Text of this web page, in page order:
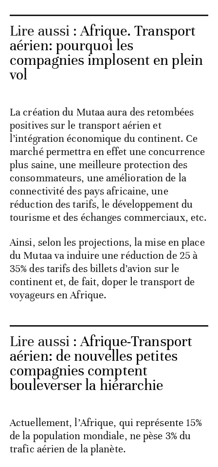
Lire aussi :Afrique. Transport
aérien: pourquoi les
compagnies implosent en plein
vol
La création du Mutaa aura des retombées
positives sur le transport aérien et
l’intégration économique du continent. Ce
marché permettra en effet une concurrence
plus saine, une meilleure protection des
consommateurs, une amélioration de la
connectivité des pays africaine, une
réduction des tarifs, le développement du
tourisme et des échanges commerciaux, etc.
Ainsi, selon les projections, la mise en place
du Mutaa va induire une réduction de 25 à
35% des tarifs des billets d’avion sur le
continent et, de fait, doper le transport de
voyageurs en Afrique.
Lire aussi :Afrique-Transport
aérien: de nouvelles petites
compagnies comptent
bouleverser la hiérarchie
Actuellement, l’Afrique, qui représente 15%
de la population mondiale, ne pèse 3% du
trafic aérien de la planète.